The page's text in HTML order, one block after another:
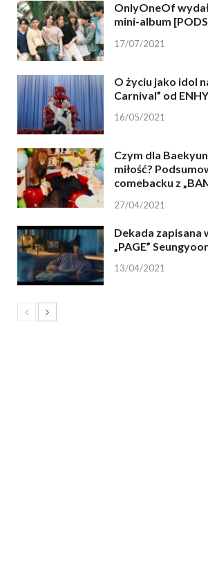
OnlyOneOf
mini-album
17/07/2021
O życiu jako idol
Carnival” od
16/05/2021
Czym dla
miłość?
comebacku z
27/04/2021
Dekada zapisana
„PAGE”
13/04/2021